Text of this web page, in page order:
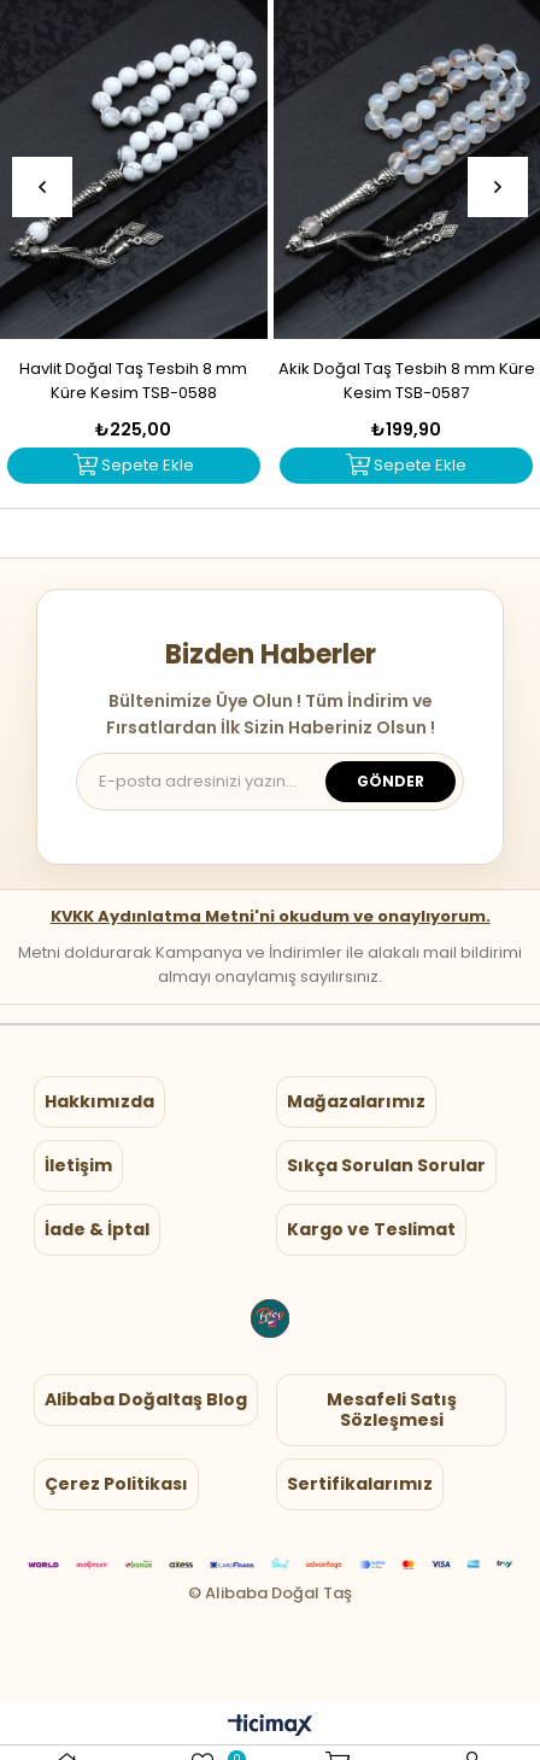
Havlit Doğal Taş Tesbih 8 mm
Küre Kesim TSB-0588
₺225,00
Sepete Ekle
Akik Doğal Taş Tesbih 8 mm Küre
Kesim TSB-0587
₺199,90
Sepete Ekle
Bizden Haberler
Bültenimize Üye Olun ! Tüm İndirim ve
Fırsatlardan İlk Sizin Haberiniz Olsun !
GÖNDER
KVKK Aydınlatma Metni'ni okudum ve onaylıyorum.
Metni doldurarak Kampanya ve İndirimler ile alakalı mail bildirimi
almayı onaylamış sayılırsınız.
Hakkımızda Mağazalarımız
İletişim Sıkça Sorulan Sorular
İade & İptal Kargo ve Teslimat
Alibaba Doğaltaş Blog
Mesafeli Satış
Sözleşmesi
Çerez Politikası Sertifikalarımız